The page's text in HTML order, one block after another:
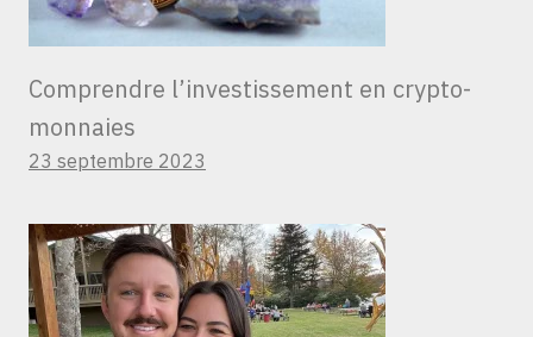
Comprendre l’investissement en crypto-
monnaies
23 septembre 2023